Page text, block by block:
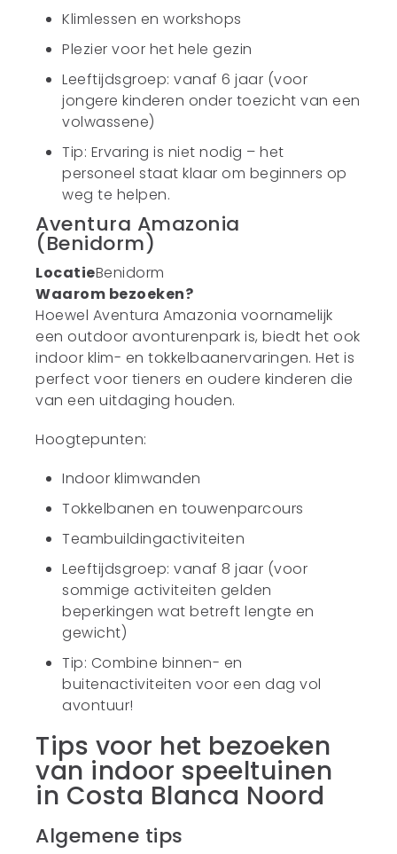
Klimlessen en workshops
Plezier voor het hele gezin
Leeftijdsgroep: vanaf 6 jaar (voor
jongere kinderen onder toezicht van een
volwassene)
Tip: Ervaring is niet nodig – het
personeel staat klaar om beginners op
weg te helpen.
Aventura Amazonia
(Benidorm)
LocatieBenidorm
Waarom bezoeken?
Hoewel Aventura Amazonia voornamelijk
een outdoor avonturenpark is, biedt het ook
indoor klim- en tokkelbaanervaringen. Het is
perfect voor tieners en oudere kinderen die
van een uitdaging houden.
Hoogtepunten:
Indoor klimwanden
Tokkelbanen en touwenparcours
Teambuildingactiviteiten
Leeftijdsgroep: vanaf 8 jaar (voor
sommige activiteiten gelden
beperkingen wat betreft lengte en
gewicht)
Tip: Combine binnen- en
buitenactiviteiten voor een dag vol
avontuur!
Tips voor het bezoeken
van indoor speeltuinen
in Costa Blanca Noord
Algemene tips